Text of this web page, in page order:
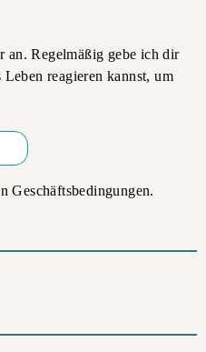
an. Regelmäßig gebe ich dir
reagieren kannst, um
Geschäftsbedingungen.